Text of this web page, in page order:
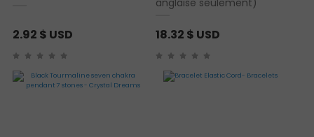
2.92 $ USD
anglaise seulement)
18.32 $ USD